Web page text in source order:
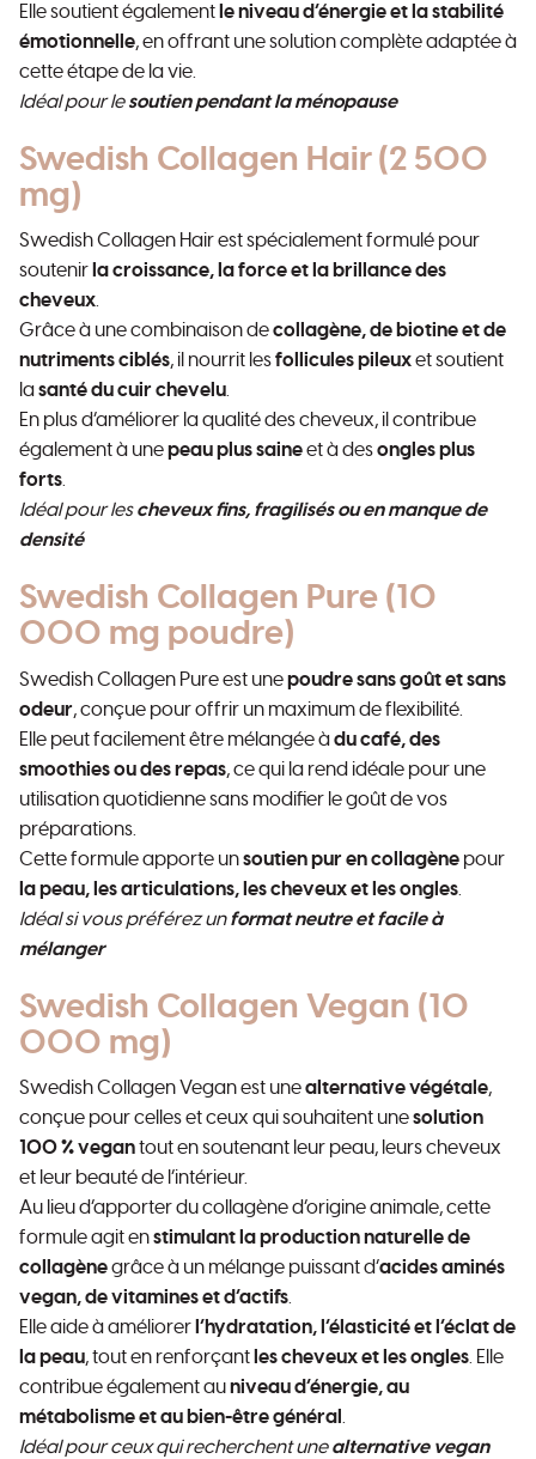
Elle soutient également le niveau d’énergie et la stabilité
émotionnelle, en offrant une solution complète adaptée à
cette étape de la vie.
Idéal pour lesoutien pendant la ménopause
Swedish Collagen Hair (2 500
mg)
Swedish Collagen Hair est spécialement formulé pour
soutenir la croissance, la force et la brillance des
cheveux
Grâce à une combinaison decollagène, de biotine et de
nutriments ciblés, il nourrit lesfollicules pileuxet soutient
lasanté du cuir chevelu
En plus d’améliorer la qualité des cheveux, il contribue
également à unepeau plus saineet à desongles plus
forts
Idéal pour lescheveux fins, fragilisés ou en manque de
densité
Swedish Collagen Pure (10
000 mg poudre)
Swedish Collagen Pure est unepoudre sans goût et sans
odeur, conçue pour offrir un maximum de flexibilité.
Elle peut facilement être mélangée àdu café, des
smoothies ou des repas, ce qui la rend idéale pour une
utilisation quotidienne sans modifier le goût de vos
préparations.
Cette formule apporte unsoutien pur en collagène pour
la peau, les articulations, les cheveux et les ongles
Idéal si vous préférez unformat neutre et facile à
mélanger
Swedish Collagen Vegan (10
000 mg)
Swedish Collagen Vegan est unealternative végétale,
conçue pour celles et ceux qui souhaitent unesolution
100 % vegantout en soutenant leur peau, leurs cheveux
et leur beauté de l’intérieur.
Au lieu d’apporter du collagène d’origine animale, cette
formule agit enstimulant la production naturelle de
collagènegrâce à un mélange puissant d’acides aminés
vegan, de vitamines et d’actifs
Elle aide à améliorer l’hydratation, l’élasticité et l’éclat de
la peau, tout en renforçant les cheveux et les ongles . Elle
contribue également auniveau d’énergie, au
métabolisme et au bien-être général
Idéal pour ceux qui recherchent unealternative vegan